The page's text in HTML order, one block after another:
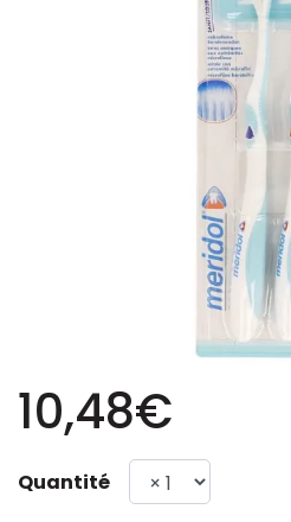
10,48€
Quantité